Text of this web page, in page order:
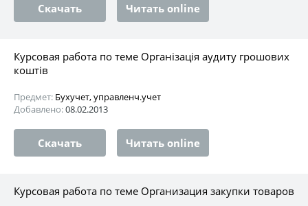
Скачать Читать online
Курсовая работа по теме Організація аудиту грошових
коштів
Предмет: Бухучет, управленч.учет
Добавлено:08.02.2013
Скачать Читать online
Курсовая работа по теме Организация закупки товаров